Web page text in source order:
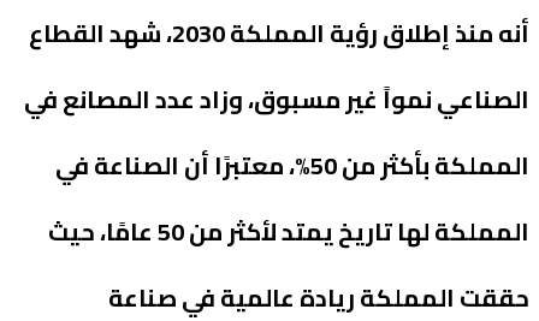
أنه منذ إطلاق رؤية المملكة 2030، شهد القطاع
الصناعي نمواً غير مسبوق، وزاد عدد المصانع في
المملكة بأكثر من 50%، معتبرًا أن الصناعة في
المملكة لها تاريخ يمتد لأكثر من 50 عامًا، حيث
حققت المملكة ريادة عالمية في صناعة